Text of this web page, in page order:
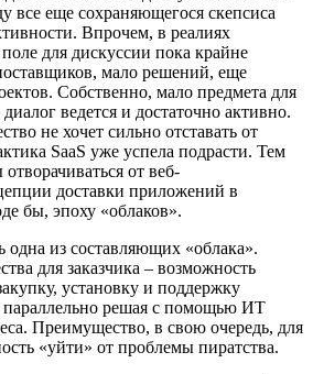
все еще сохраняющегося скепсиса
Впрочем, в реалиях
для дискуссии пока крайне
мало решений, еще
Собственно, мало предмета для
ведется и достаточно активно.
не хочет сильно отставать от
SaaS уже успела подрасти. Тем
от веб-
доставки приложений в
бы, эпоху «облаков».
одна из составляющих «облака».
для заказчика – возможность
установку и поддержку
параллельно решая с помощью ИТ
Преимущество, в свою очередь, для
«уйти» от проблемы пиратства.